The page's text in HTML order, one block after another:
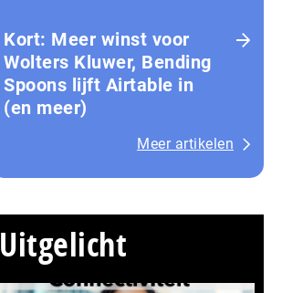
Kort: Meer winst voor
Wolters Kluwer, Bending
Spoons lijft Airtable in
(en meer)
Meer artikelen
Uitgelicht